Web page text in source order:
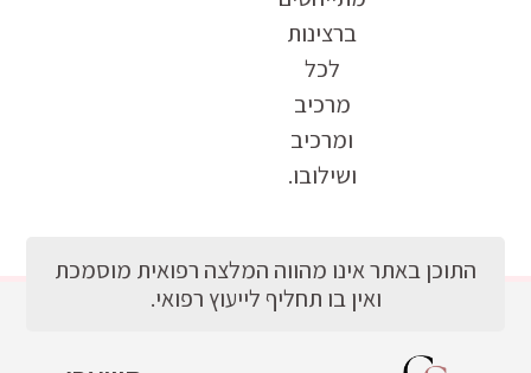
ברצינות
לכל
מרכיב
ומרכיב
ושילובו.
התוכן באתר אינו מהווה המלצה רפואית מוסמכת
ואין בו תחליף לייעוץ רפואי.